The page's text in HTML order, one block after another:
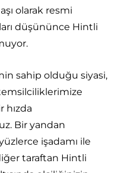
olarak resmi
düşününce Hintli
sahip olduğu siyasi,
hızda
Bir yandan
işadamı ile
taraftan Hintli